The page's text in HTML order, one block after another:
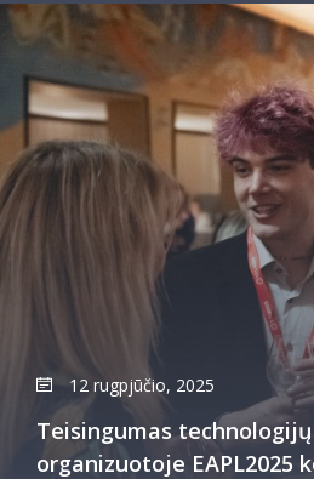
12 rugpjūčio, 2025
Teisingumas
organizuotoje EAPL2025